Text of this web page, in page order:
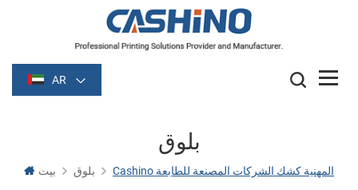
AR
بلوق
بيت بلوق Cashino المهنية كشك الشركات المصنعة للطابعة